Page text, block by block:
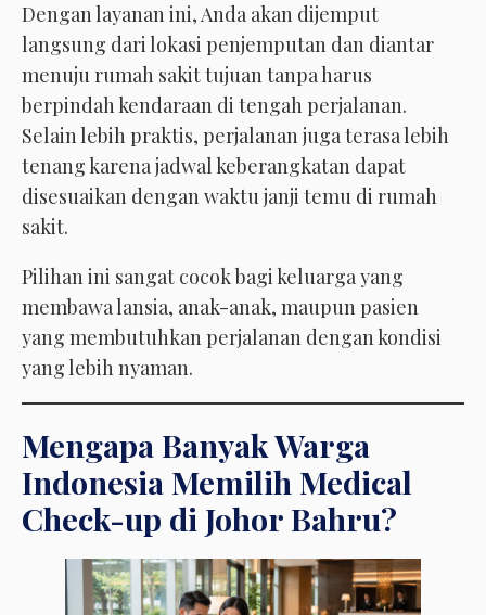
Dengan layanan ini, Anda akan dijemput
langsung dari lokasi penjemputan dan diantar
menuju rumah sakit tujuan tanpa harus
berpindah kendaraan di tengah perjalanan.
Selain lebih praktis, perjalanan juga terasa lebih
tenang karena jadwal keberangkatan dapat
disesuaikan dengan waktu janji temu di rumah
sakit.
Pilihan ini sangat cocok bagi keluarga yang
membawa lansia, anak-anak, maupun pasien
yang membutuhkan perjalanan dengan kondisi
yang lebih nyaman.
Mengapa Banyak Warga
Indonesia Memilih Medical
Check-up di Johor Bahru?